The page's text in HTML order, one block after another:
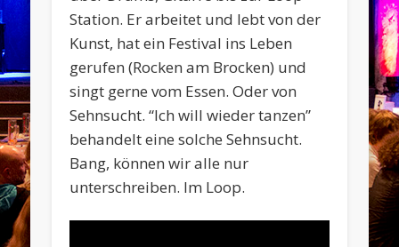
Station. Er arbeitet und lebt von der
Kunst, hat ein Festival ins Leben
gerufen (Rocken am Brocken) und
singt gerne vom Essen. Oder von
Sehnsucht. “Ich will wieder tanzen”
behandelt eine solche Sehnsucht.
Bang, können wir alle nur
unterschreiben. Im Loop.